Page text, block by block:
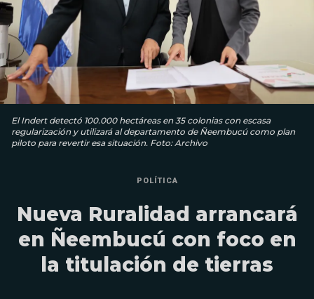
El Indert detectó 100.000 hectáreas en 35 colonias con escasa
regularización y utilizará al departamento de Ñeembucú como plan
piloto para revertir esa situación. Foto: Archivo
POLÍTICA
Nueva Ruralidad arrancará
en Ñeembucú con foco en
la titulación de tierras